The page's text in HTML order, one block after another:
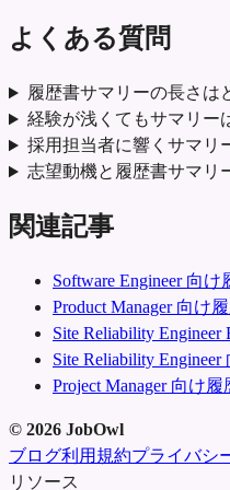
よくある質問
履歴書サマリーの長さは
経験が浅くてもサマリー
採用担当者に響くサマリ
志望動機と履歴書サマリ
関連記事
Software Engineer 向
Product Manager 向け
Site Reliability
Site Reliability
Project Manager 向け
© 2026 JobOwl
ブログ利用規約プライバシ
リソース